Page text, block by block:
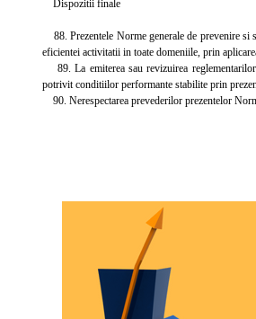
Dispozitii finale
88. Prezentele Norme generale de prevenire si
eficientei activitatii in toate domeniile, prin
89. La emiterea sau revizuirea
potrivit conditiilor performante stabilite prin
90. Nerespectarea prevederilor prezentelor